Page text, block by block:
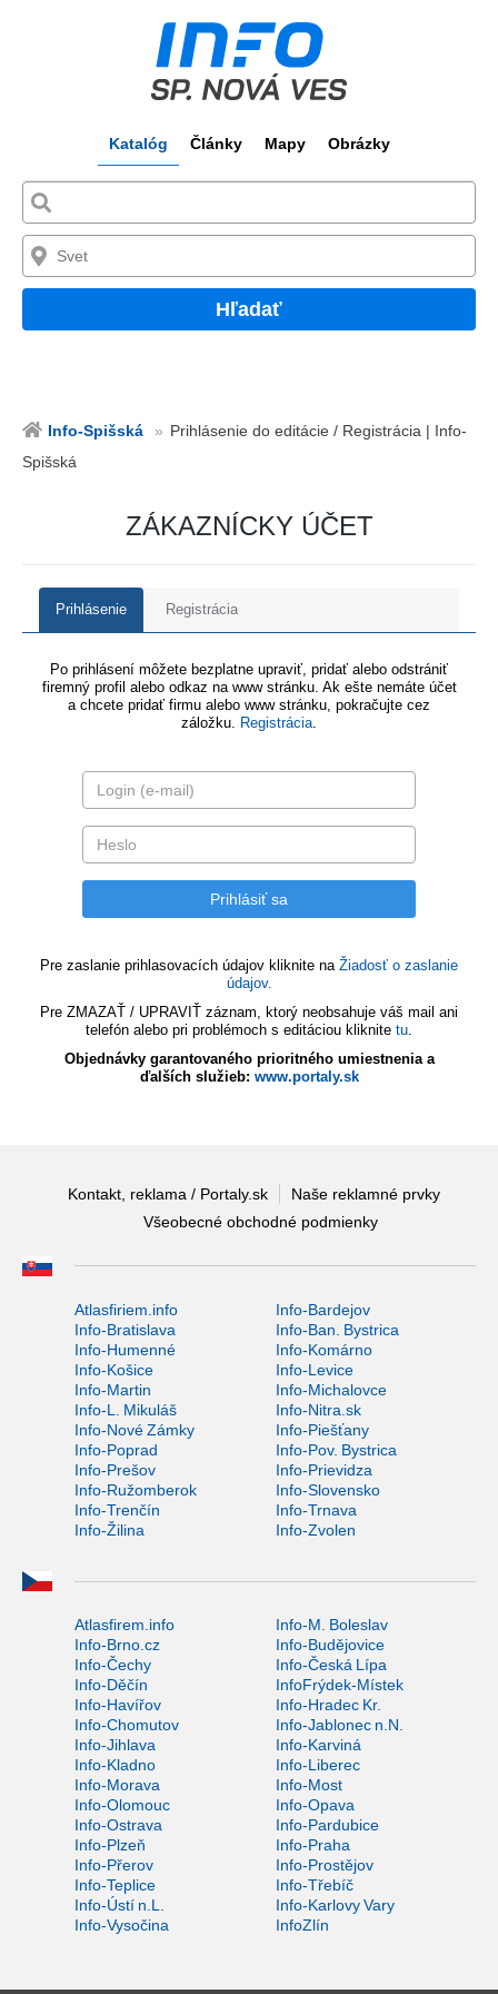
Katalóg Články Mapy Obrázky
Hľadať
Info-Spišská
Prihlásenie do editácie / Registrácia | Info-
Spišská
ZÁKAZNÍCKY ÚČET
Prihlásenie Registrácia
Po prihlásení môžete bezplatne upraviť, pridať alebo odstrániť
firemný profil alebo odkaz na www stránku. Ak ešte nemáte účet
a chcete pridať firmu alebo www stránku, pokračujte cez
záložku. Registrácia.
Pre zaslanie prihlasovacích údajov kliknite na Žiadosť o zaslanie
údajov.
Pre ZMAZAŤ / UPRAVIŤ záznam, ktorý neobsahuje váš mail ani
telefón alebo pri problémoch s editáciou kliknite tu.
Objednávky garantovaného prioritného umiestnenia a
ďalších služieb: www.portaly.sk
Kontakt, reklama / Portaly.sk
Naše reklamné prvky
Všeobecné obchodné podmienky
Atlasfiriem.info
Info-Bardejov
Info-Bratislava
Info-Ban. Bystrica
Info-Humenné
Info-Komárno
Info-Košice
Info-Levice
Info-Martin
Info-Michalovce
Info-L. Mikuláš
Info-Nitra.sk
Info-Nové Zámky
Info-Piešťany
Info-Poprad
Info-Pov. Bystrica
Info-Prešov
Info-Prievidza
Info-Ružomberok
Info-Slovensko
Info-Trenčín
Info-Trnava
Info-Žilina
Info-Zvolen
Atlasfirem.info
Info-M. Boleslav
Info-Brno.cz
Info-Budějovice
Info-Čechy
Info-Česká Lípa
Info-Děčín
InfoFrýdek-Místek
Info-Havířov
Info-Hradec Kr.
Info-Chomutov
Info-Jablonec n.N.
Info-Jihlava
Info-Karviná
Info-Kladno
Info-Liberec
Info-Morava
Info-Most
Info-Olomouc
Info-Opava
Info-Ostrava
Info-Pardubice
Info-Plzeň
Info-Praha
Info-Přerov
Info-Prostějov
Info-Teplice
Info-Třebíč
Info-Ústí n.L.
Info-Karlovy Vary
Info-Vysočina
InfoZlín